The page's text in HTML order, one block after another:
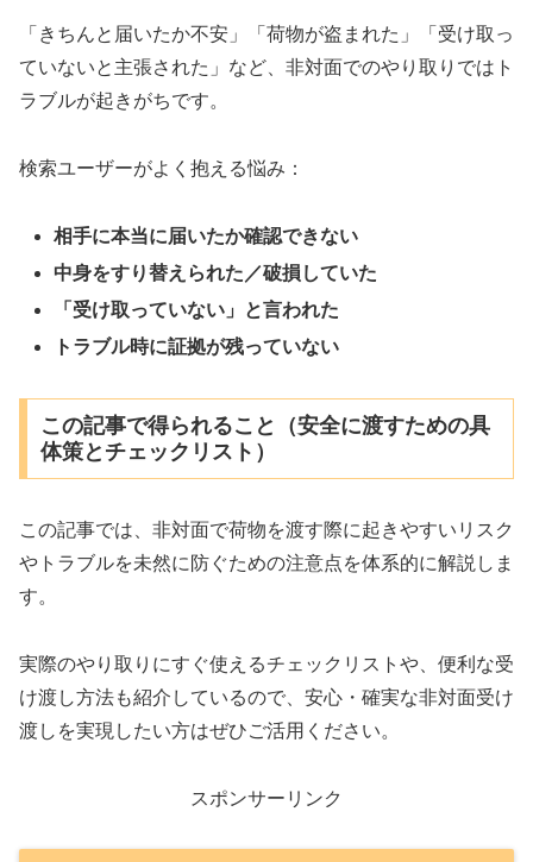
「きちんと届いたか不安」「荷物が盗まれた」「受け取っ
ていないと主張された」など、非対面でのやり取りではト
ラブルが起きがちです。
検索ユーザーがよく抱える悩み：
相手に本当に届いたか確認できない
中身をすり替えられた／破損していた
「受け取っていない」と言われた
トラブル時に証拠が残っていない
この記事で得られること（安全に渡すための具
体策とチェックリスト）
この記事では、非対面で荷物を渡す際に起きやすいリスク
やトラブルを未然に防ぐための注意点を体系的に解説しま
す。
実際のやり取りにすぐ使えるチェックリストや、便利な受
け渡し方法も紹介しているので、安心・確実な非対面受け
渡しを実現したい方はぜひご活用ください。
スポンサーリンク